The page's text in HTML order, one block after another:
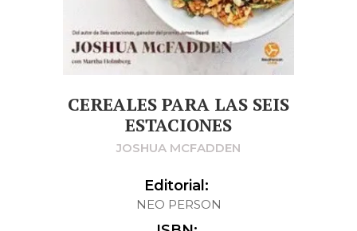
CEREALES PARA LAS SEIS
ESTACIONES
JOSHUA MCFADDEN
Editorial:
NEO PERSON